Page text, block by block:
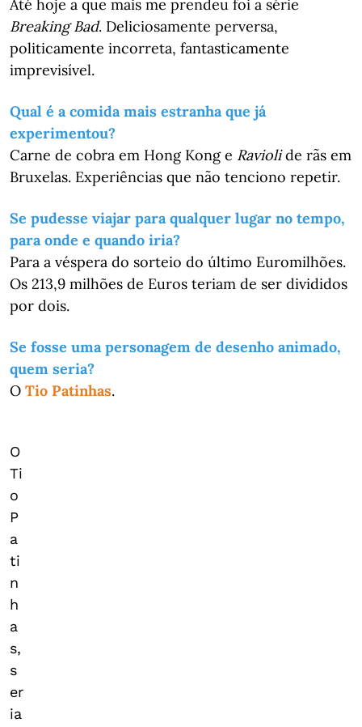
Até hoje a que mais me prendeu foi a série
Breaking Bad. Deliciosamente perversa,
politicamente incorreta, fantasticamente
imprevisível.
Qual é a comida mais estranha que já
experimentou?
Carne de cobra em Hong Kong e Raviolide rãs em
Bruxelas. Experiências que não tenciono repetir.
Se pudesse viajar para qualquer lugar no tempo,
para onde e quando iria?
Para a véspera do sorteio do último Euromilhões.
Os 213,9 milhões de Euros teriam de ser divididos
por dois.
Se fosse uma personagem de desenho animado,
quem seria?
O Tio Patinhas.
O
Ti
o
P
a
ti
n
h
a
s,
s
er
ia